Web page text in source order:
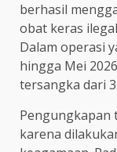
berhasil
obat keras
Dalam operasi
hingga Mei
tersangka dari
Pengungkapan
karena